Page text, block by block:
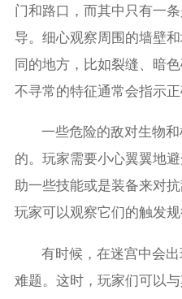
门和路口，而其中只有一
导。细心观察周围的墙壁
同的地方，比如裂缝、暗
不寻常的特征通常会指示正
一些危险的敌对生物
的。玩家需要小心翼翼地
助一些技能或是装备来对
玩家可以观察它们的触发
有时候，在迷宫中会
难题。这时，玩家们可以